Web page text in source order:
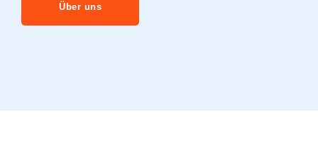
Über uns